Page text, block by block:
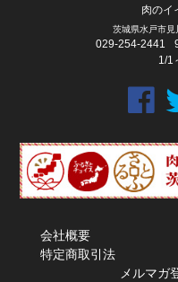
肉のイ
茨城県水戸市
029-254-2441
1/1
会社概要
特定商取引法
メルマガ